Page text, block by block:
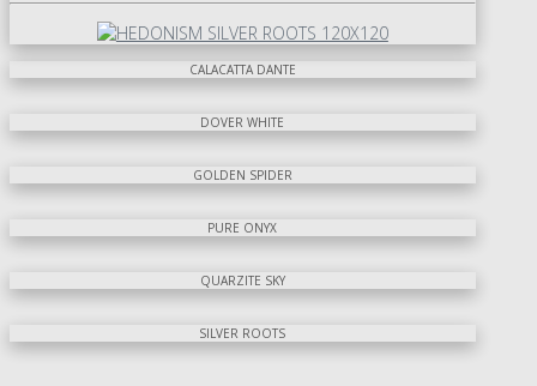
CALACATTA DANTE
DOVER WHITE
GOLDEN SPIDER
PURE ONYX
QUARZITE SKY
SILVER ROOTS